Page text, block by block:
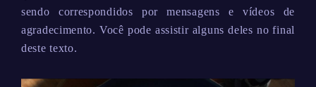
sendo correspondidos por mensagens e vídeos de
agradecimento. Você pode assistir alguns deles no final
deste texto.